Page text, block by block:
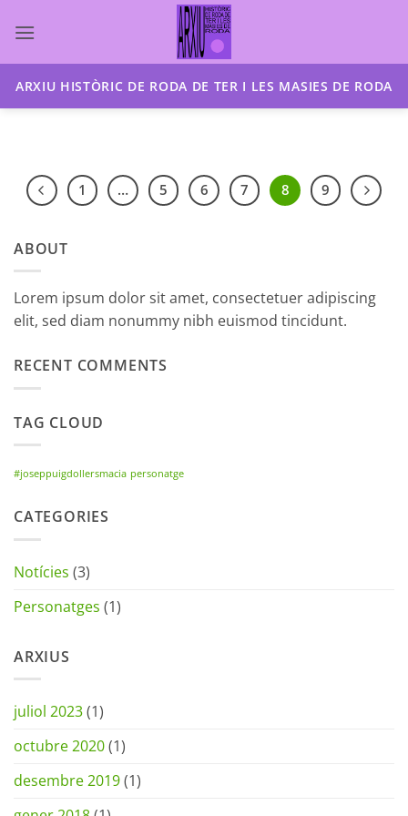
ARXIU HISTÒRIC DE RODA DE TER I LES MASIES DE RODA
1 … 5 6 7 8 9
ABOUT
Lorem ipsum dolor sit amet, consectetuer adipiscing
elit, sed diam nonummy nibh euismod tincidunt.
RECENT COMMENTS
TAG CLOUD
#joseppuigdollersmacia personatge
CATEGORIES
Notícies (3)
Personatges (1)
ARXIUS
juliol 2023(1)
octubre 2020(1)
desembre 2019(1)